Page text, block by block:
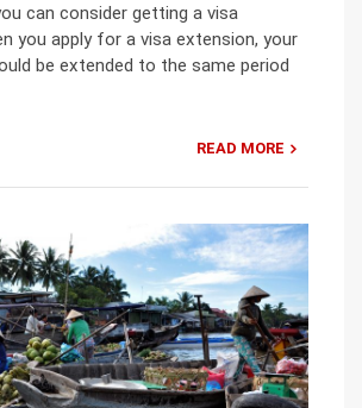
can consider getting a visa
you apply for a visa extension, your
be extended to the same period
READ MORE